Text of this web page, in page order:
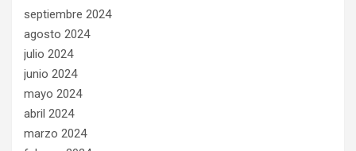
septiembre 2024
agosto 2024
julio 2024
junio 2024
mayo 2024
abril 2024
marzo 2024